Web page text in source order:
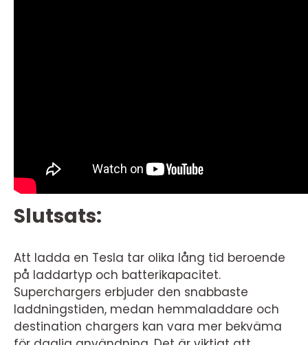
Slutsats:
Att ladda en Tesla tar olika lång tid beroende
på laddartyp och batterikapacitet.
Superchargers erbjuder den snabbaste
laddningstiden, medan hemmaladdare och
destination chargers kan vara mer bekväma